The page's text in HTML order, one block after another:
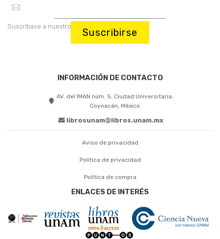
Suscríbase a nuestro boletín:
Suscribirse
INFORMACIÓN DE CONTACTO
AV. del IMAN núm. 5, Ciudad Universitaria,
Coyoacán, México
librosunam@libros.unam.mx
Aviso de privacidad
Política de privacidad
Política de compra
ENLACES DE INTERÉS